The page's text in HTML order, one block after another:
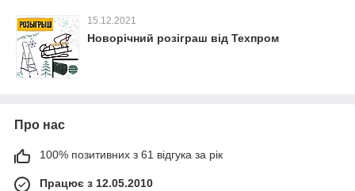
15.12.2021
Новорічний розіграш від Техпром
Про нас
100% позитивних з 61 відгука за рік
Працює з 12.05.2010